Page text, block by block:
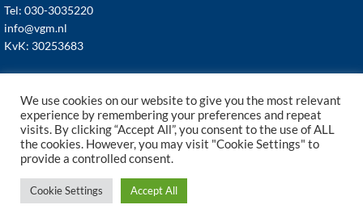
Tel: 030-3035220
info@vgm.nl
KvK: 30253683
© 1998–2026 · VGM NL dé branchevereniging voor
vastgoed- en VvE managers ·
Privacy
We use cookies on our website to give you the most relevant
experience by remembering your preferences and repeat
visits. By clicking “Accept All”, you consent to the use of ALL
the cookies. However, you may visit "Cookie Settings" to
provide a controlled consent.
Cookie Settings Accept All